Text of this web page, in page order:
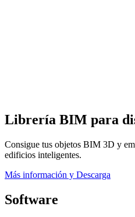
Librería BIM para
Consigue tus objetos BIM 3D y
edificios inteligentes.
Más información y Descarga
Software